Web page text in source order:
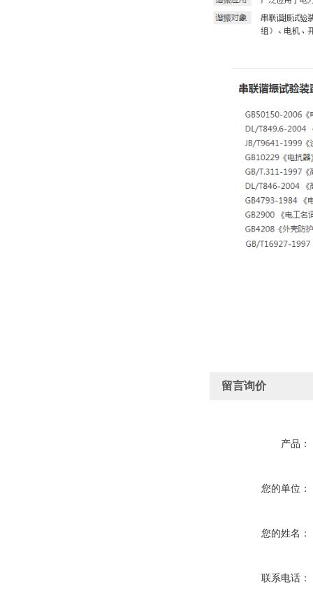
留言询价
产品：
您的单位：
您的姓名：
联系电话：